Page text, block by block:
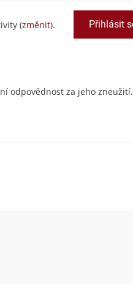
(změnit).
odpovědnost za jeho zneužití.